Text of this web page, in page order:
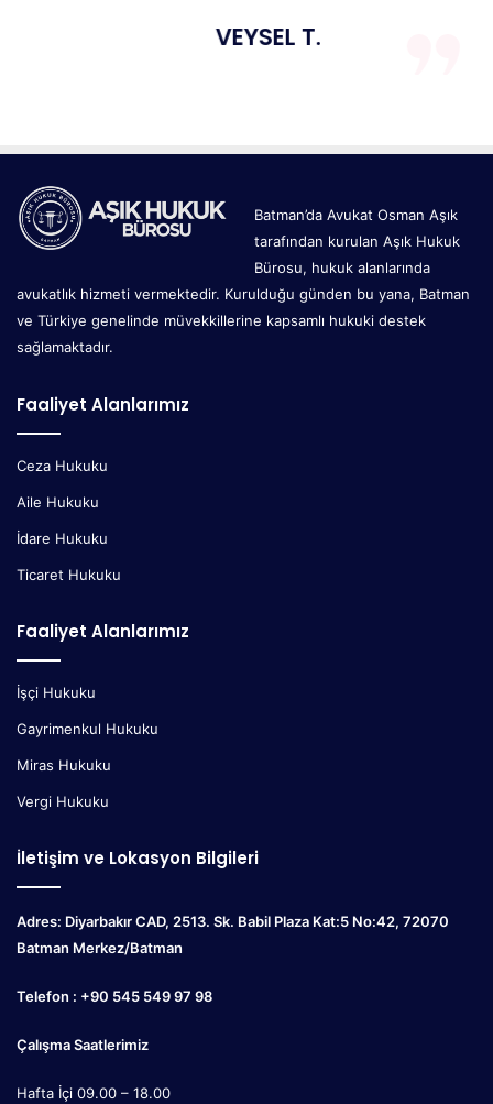
VEYSEL T.
Batman’da Avukat Osman Aşık
tarafından kurulan Aşık Hukuk
Bürosu, hukuk alanlarında
avukatlık hizmeti vermektedir. Kurulduğu günden bu yana, Batman
ve Türkiye genelinde müvekkillerine kapsamlı hukuki destek
sağlamaktadır.
Faaliyet Alanlarımız
Ceza Hukuku
Aile Hukuku
İdare Hukuku
Ticaret Hukuku
Faaliyet Alanlarımız
İşçi Hukuku
Gayrimenkul Hukuku
Miras Hukuku
Vergi Hukuku
İletişim ve Lokasyon Bilgileri
Adres: Diyarbakır CAD, 2513. Sk. Babil Plaza Kat:5 No:42, 72070
Batman Merkez/Batman
Telefon : +90 545 549 97 98
Çalışma Saatlerimiz
Hafta İçi 09.00 – 18.00